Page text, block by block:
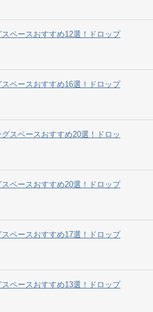
ペースおすすめ12選！ドロップ
ペースおすすめ16選！ドロップ
スペースおすすめ20選！ドロッ
ペースおすすめ20選！ドロップ
ペースおすすめ17選！ドロップ
ペースおすすめ13選！ドロップ